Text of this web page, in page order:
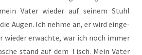
Vater wie­der auf sei­nem Stuhl
Augen. Ich neh­me an, er wird ein­ge­
wie­der erwach­te, war ich noch immer
stand auf dem Tisch. Mein Vater